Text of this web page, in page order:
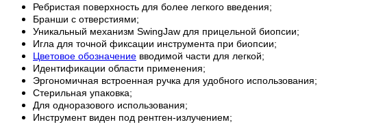
Ребристая поверхность для более легкого введения;
Бранши с отверстиями;
Уникальный механизм SwingJaw для прицельной биопсии;
Игла для точной фиксации инструмента при биопсии;
Цветовое обозначение вводимой части для легкой;
Идентификации области применения;
Эргономичная встроенная ручка для удобного использования;
Стерильная упаковка;
Для одноразового использования;
Инструмент виден под рентген-излучением;